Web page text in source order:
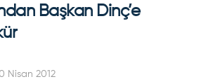
Başkan Dinç’e
Nisan 2012